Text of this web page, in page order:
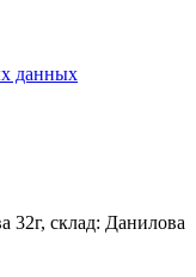
данных
32г, склад: Данилова